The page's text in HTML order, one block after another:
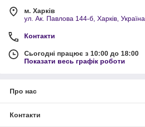
м. Харків
ул. Ак. Павлова 144-б, Харків, Україна
Контакти
Сьогодні працює з 10:00 до 18:00
Показати весь графік роботи
Про нас
Контакти